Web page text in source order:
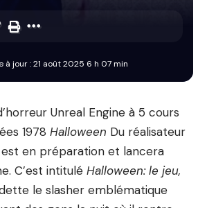
à jour : 21 août 2025 6 h 07 min
Unreal Engine à 5 cours
1978 Halloween Du réalisateur
en préparation et lancera
C’est intitulé Halloween: le jeu,
le slasher emblématique